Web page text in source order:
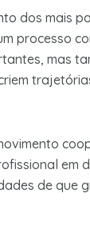
dos mais
processo
mas
em
de que